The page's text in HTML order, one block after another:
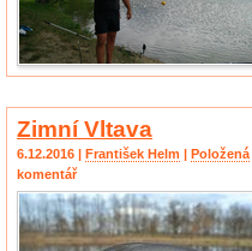
Zimní Vltava
6.12.2016 | František Helm | Položená
komentář